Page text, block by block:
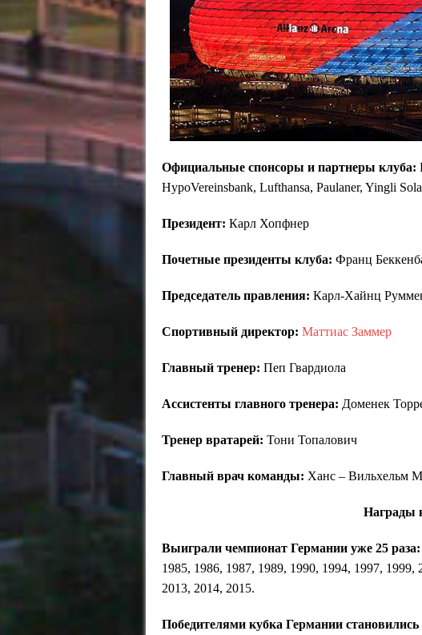
Официальные спонсоры и партнеры клуба:
HypoVereinsbank, Lufthansa, Paulaner, Yingli
Президент: Карл Хопфнер
Почетные президенты клуба: Франц
Председатель правления: Карл-Хайнц
Спортивный директор: Маттиас Заммер
Главный тренер: Пеп Гвардиола
Ассистенты главного тренера: Доменек
Тренер вратарей: Тони Топалович
Главный врач команды: Ханс – Вильхельм
Награды
Выиграли чемпионат Германии уже 25 раза:
1985, 1986, 1987, 1989, 1990, 1994, 1997, 1999,
2013, 2014, 2015.
Победителями кубка Германии становились